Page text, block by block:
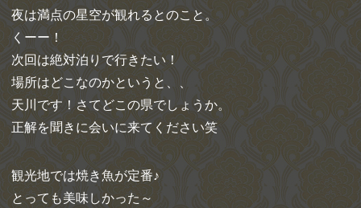
夜は満点の星空が観れるとのこと。
くーー！
次回は絶対泊りで行きたい！
場所はどこなのかというと、、
天川です！さてどこの県でしょうか。
正解を聞きに会いに来てください笑
観光地では焼き魚が定番♪
とっても美味しかった～